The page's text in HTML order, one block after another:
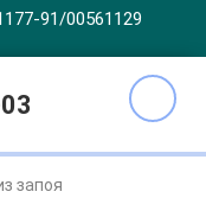
91/00561129
запоя